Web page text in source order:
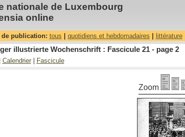
nationale de Luxembourg
online
publication: tous quotidiens et hebdomadaires littérature|
illustrierte Wochenschrift : Fascicule 21 - page 2
Calendrier| Fascicule
Zoom